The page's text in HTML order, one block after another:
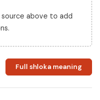
above to add
Full shloka meaning